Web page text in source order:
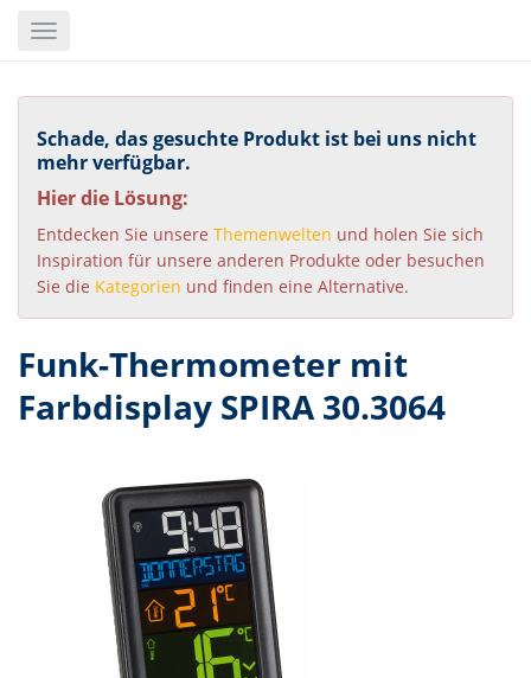
content
Toggle
Schade, das gesuchte Produkt ist bei uns nicht
mehr verfügbar.
Hier die Lösung:
Entdecken Sie unsere Themenwelten und holen Sie sich
Inspiration für unsere anderen Produkte oder besuchen
Sie die Kategorien und finden eine Alternative.
Funk-Thermometer mit
Farbdisplay SPIRA 30.3064